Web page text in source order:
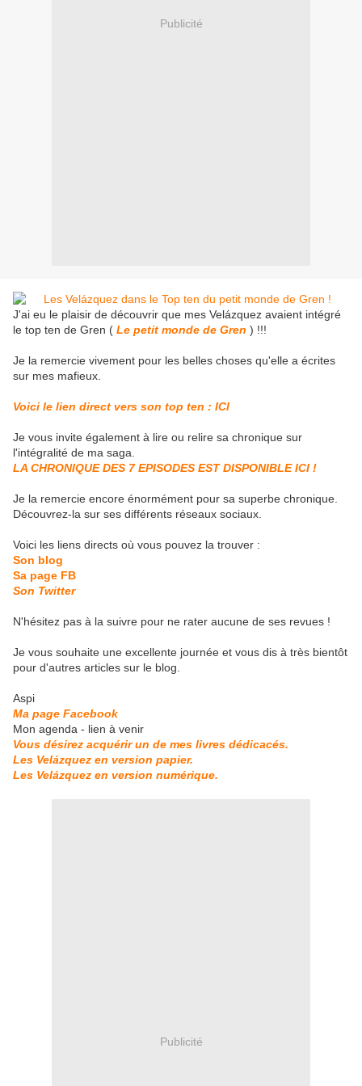
Publicité
J'ai eu le plaisir de découvrir que mes Velázquez avaient intégré
le top ten de Gren ( Le petit monde de Gren ) !!!
Je la remercie vivement pour les belles choses qu'elle a écrites
sur mes mafieux.
Voici le lien direct vers son top ten : ICI
Je vous invite également à lire ou relire sa chronique sur
l'intégralité de ma saga.
LA CHRONIQUE DES 7 EPISODES EST DISPONIBLE ICI !
Je la remercie encore énormément pour sa superbe chronique.
Découvrez-la sur ses différents réseaux sociaux.
Voici les liens directs où vous pouvez la trouver :
Son blog
Sa page FB
Son Twitter
N'hésitez pas à la suivre pour ne rater aucune de ses revues !
Je vous souhaite une excellente journée et vous dis à très bientôt
pour d'autres articles sur le blog.
Aspi
Ma page Facebook
Mon agenda - lien à venir
Vous désirez acquérir un de mes livres dédicacés.
Les Velázquez en version papier.
Les Velázquez en version numérique.
Publicité